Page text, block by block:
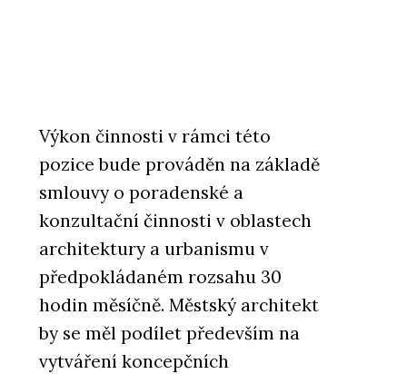
Výkon činnosti v rámci této
pozice bude prováděn na základě
smlouvy o poradenské a
konzultační činnosti v oblastech
architektury a urbanismu v
předpokládaném rozsahu 30
hodin měsíčně. Městský architekt
by se měl podílet především na
vytváření koncepčních